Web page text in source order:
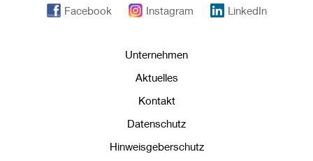
Facebook Instagram LinkedIn
Unternehmen
Aktuelles
Kontakt
Datenschutz
Hinweisgeberschutz